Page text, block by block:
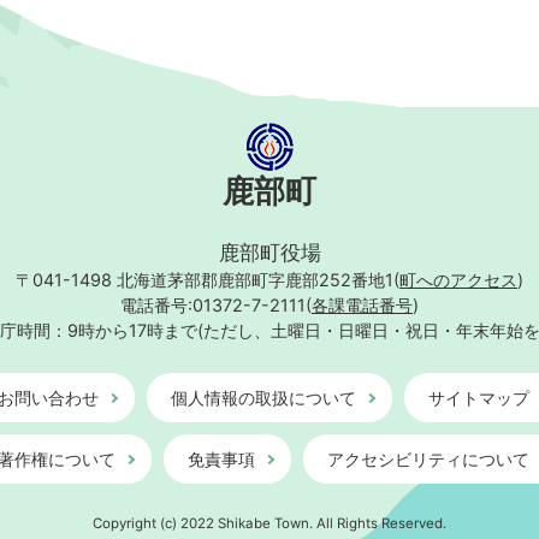
鹿部町
鹿部町役場
〒041-1498 北海道茅部郡鹿部町字鹿部252番地1(町へのアクセス)
電話番号:01372-7-2111(各課電話番号)
時間：9時から17時まで(ただし、土曜日・日曜日・祝日・年末年始
問い合わせ 個人情報の取扱について サイトマップ
作権について 免責事項 アクセシビリティについて
Copyright (c) 2022 Shikabe Town. All Rights Reserved.